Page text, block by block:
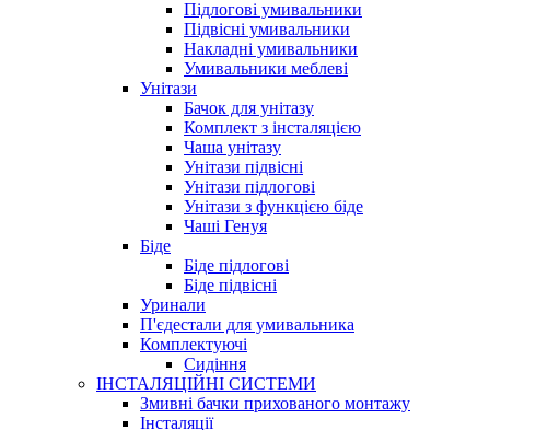
Підлогові умивальники
Підвісні умивальники
Накладні умивальники
Умивальники меблеві
Унітази
Бачок для унітазу
Комплект з інсталяцією
Чаша унітазу
Унітази підвісні
Унітази підлогові
Унітази з функцією біде
Чаші Генуя
Біде
Біде підлогові
Біде підвісні
Уринали
П'єдестали для умивальника
Комплектуючі
Сидіння
ІНСТАЛЯЦІЙНІ СИСТЕМИ
Змивні бачки прихованого монтажу
Інсталяції